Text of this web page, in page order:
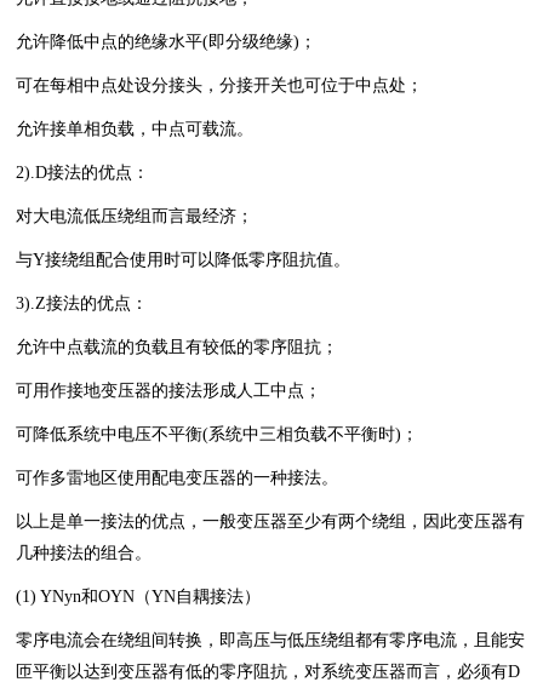
允许降低中点的绝缘水平(即分级绝缘)；
可在每相中点处设分接头，分接开关也可位于中点处；
允许接单相负载，中点可载流。
2).D接法的优点：
对大电流低压绕组而言最经济；
与Y接绕组配合使用时可以降低零序阻抗值。
3).Z接法的优点：
允许中点载流的负载且有较低的零序阻抗；
可用作接地变压器的接法形成人工中点；
可降低系统中电压不平衡(系统中三相负载不平衡时)；
可作多雷地区使用配电变压器的一种接法。
以上是单一接法的优点，一般变压器至少有两个绕组，因此变压器有
几种接法的组合。
(1) YNyn和OYN（YN自耦接法）
零序电流会在绕组间转换，即高压与低压绕组都有零序电流，且能安
匝平衡以达到变压器有低的零序阻抗，对系统变压器而言，必须有D